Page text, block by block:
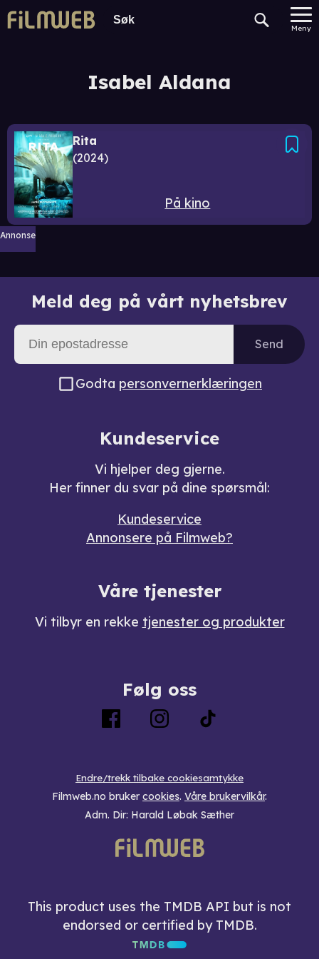
Meny
Isabel Aldana
Rita
2024
På kino
Annonse
Meld deg på vårt nyhetsbrev
Send
Godta personvernerklæringen
Kundeservice
Vi hjelper deg gjerne.
Her finner du svar på dine spørsmål:
Kundeservice
Annonsere på Filmweb?
Våre tjenester
Vi tilbyr en rekke tjenester og produkter
Følg oss
Endre/trekk tilbake cookiesamtykke
Filmweb.no bruker cookies. Våre brukervilkår.
Adm. Dir: Harald Løbak Sæther
This product uses the TMDB API but is not
endorsed or certified by TMDB.